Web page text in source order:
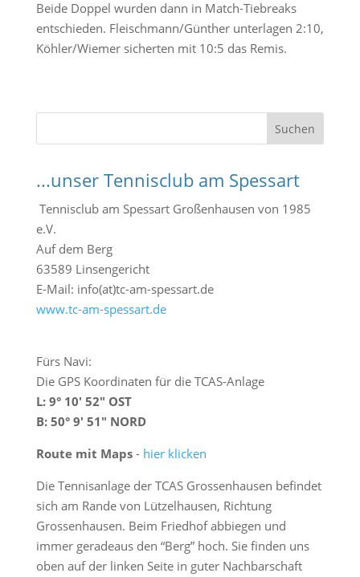
Beide Doppel wurden dann in Match-Tiebreaks
entschieden. Fleischmann/Günther unterlagen 2:10,
Köhler/Wiemer sicherten mit 10:5 das Remis.
u
h
e
Suchen
...unser Tennisclub am Spessart
Tennisclub am Spessart Großenhausen von 1985
e.V.
Auf dem Berg
63589 Linsengericht
E-Mail: info(at)tc-am-spessart.de
www.tc-am-spessart.de
Fürs Navi:
Die GPS Koordinaten für die TCAS-Anlage
L: 9° 10′ 52″ OST
B: 50° 9′ 51″ NORD
Route mit Maps- hier klicken
Die Tennisanlage der TCAS Grossenhausen befindet
sich am Rande von Lützelhausen, Richtung
Grossenhausen. Beim Friedhof abbiegen und
immer geradeaus den “Berg” hoch. Sie finden uns
oben auf der linken Seite in guter Nachbarschaft